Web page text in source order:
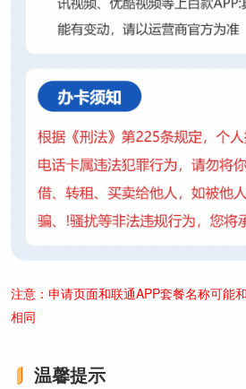
注意：申请页面和联通APP套餐名称可能
相同
温馨提示